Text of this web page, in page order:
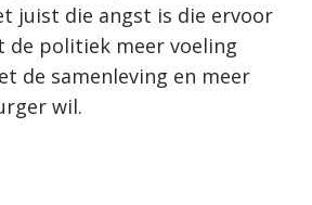
juist die angst is die ervoor
de politiek meer voeling
de samenleving en meer
wil.